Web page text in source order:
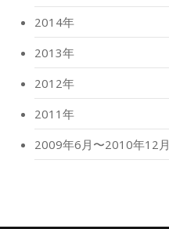
2014年
2013年
2012年
2011年
2009年6月〜2010年12月